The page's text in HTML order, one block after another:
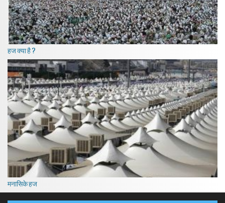
हज क्या है ?
मनासिके हज